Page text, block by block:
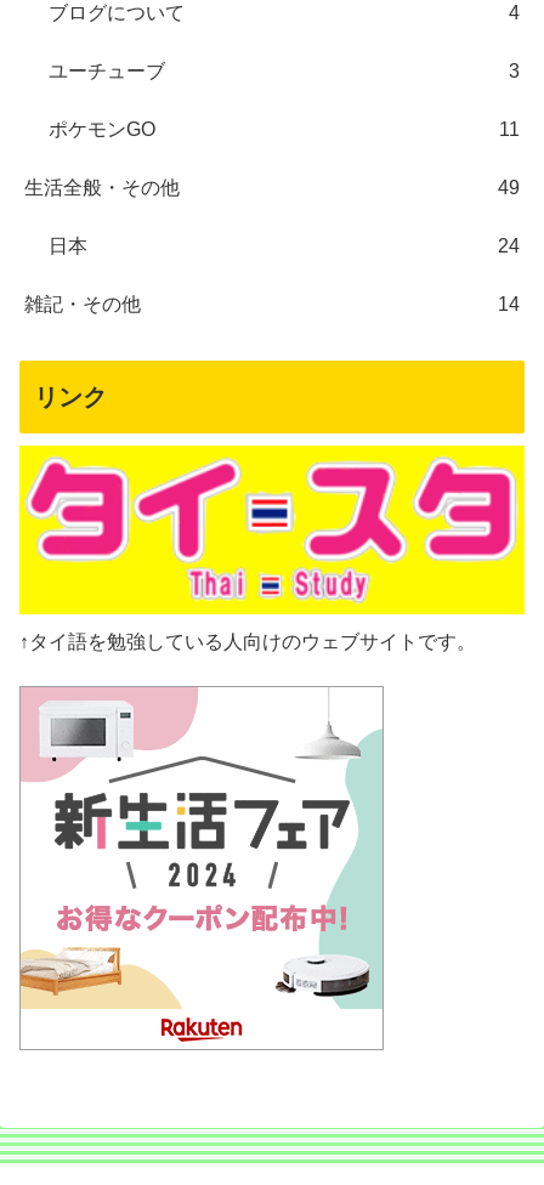
ブログについて 4
ユーチューブ 3
ポケモンGO 11
生活全般・その他 49
日本 24
雑記・その他 14
リンク
↑タイ語を勉強している人向けのウェブサイトです。